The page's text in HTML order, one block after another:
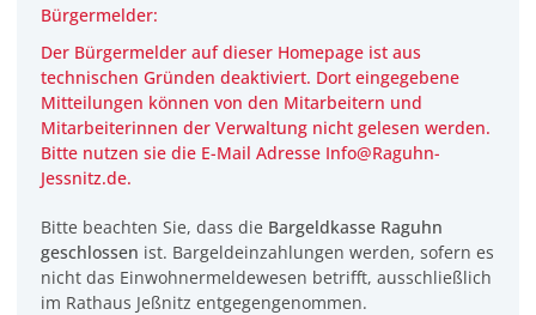
Bürgermelder:
Der Bürgermelder auf dieser Homepage ist aus
technischen Gründen deaktiviert. Dort eingegebene
Mitteilungen können von den Mitarbeitern und
Mitarbeiterinnen der Verwaltung nicht gelesen werden.
Bitte nutzen sie die E-Mail Adresse Info@Raguhn-
Jessnitz.de.
Bitte beachten Sie, dass die Bargeldkasse Raguhn
geschlossen ist. Bargeldeinzahlungen werden, sofern es
nicht das Einwohnermeldewesen betrifft, ausschließlich
im Rathaus Jeßnitz entgegengenommen.